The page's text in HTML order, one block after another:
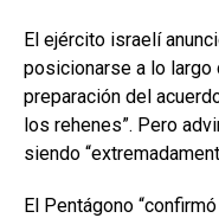
El ejército israelí
posicionarse a lo largo
preparación del
los rehenes”. Pero
siendo
El Pentágono